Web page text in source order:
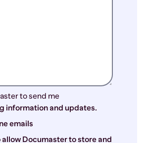
to send me
information and updates.
emails
allow Documaster to store and